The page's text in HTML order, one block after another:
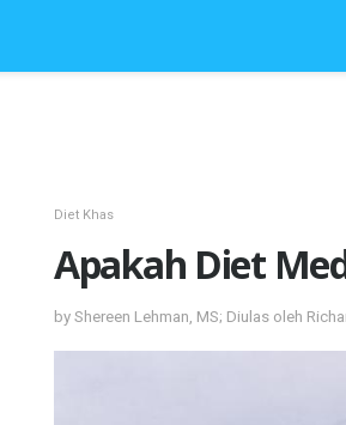
Diet Khas
Apakah Diet
by Shereen Lehman, MS; Diulas oleh